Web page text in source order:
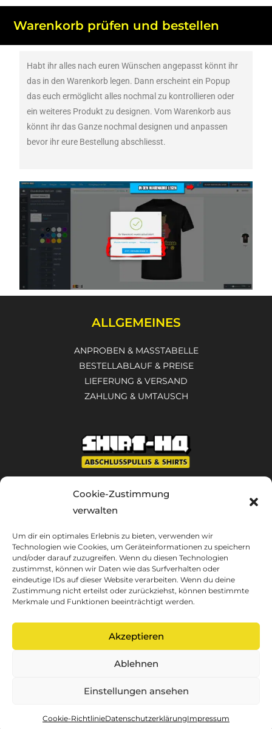
Cookie-Zustimmung
verwalten
Um dir ein optimales Erlebnis zu bieten, verwenden wir
Technologien wie Cookies, um Geräteinformationen zu speichern
und/oder darauf zuzugreifen. Wenn du diesen Technologien
zustimmst, können wir Daten wie das Surfverhalten oder
eindeutige IDs auf dieser Website verarbeiten. Wenn du deine
Zustimmung nicht erteilst oder zurückziehst, können bestimmte
Merkmale und Funktionen beeinträchtigt werden.
Akzeptieren
Ablehnen
Einstellungen ansehen
Cookie-RichtlinieDatenschutzerklärungImpressum
Warenkorb prüfen und bestellen
Habt ihr alles nach euren Wünschen angepasst könnt ihr
das in den Warenkorb legen. Dann erscheint ein Popup
das euch ermöglicht alles nochmal zu kontrollieren oder
ein weiteres Produkt zu designen. Vom Warenkorb aus
könnt ihr das Ganze nochmal designen und anpassen
bevor ihr eure Bestellung abschliesst.
ALLGEMEINES
ANPROBEN & MASSTABELLE
BESTELLABLAUF & PREISE
LIEFERUNG & VERSAND
ZAHLUNG & UMTAUSCH
MO - FR 9.00 bis 17.00 Uhr
Telefon/Whatsapp: +49 60 50 30 76 786
Kontakt: info@shirt-hq.de
RECHTLICHES
UNSERE AGB
IMPRESSUM
DATENSCHUTZ
WIDERRUFSBELEHRUNG
Copyright 2021 SHIRT HQ